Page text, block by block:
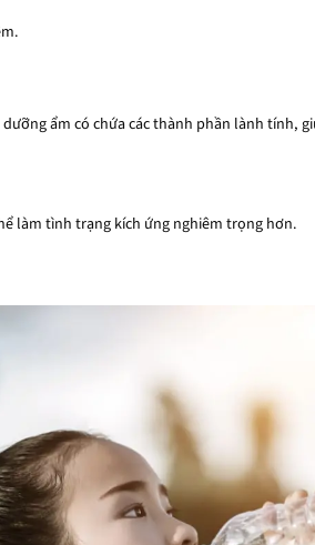
dưỡng ẩm có chứa các thành phần lành tính,
làm tình trạng kích ứng nghiêm trọng hơn.